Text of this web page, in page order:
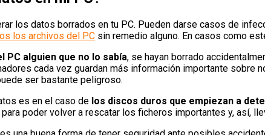
los datos borrados en tu PC. Pueden darse casos de
los archivos del PC sin remedio alguno. En casos como
alguien que no lo sabía, se hayan borrado
cada vez guardan más información importante sobre
ser bastante peligroso.
es en el caso de los discos duros que empiezan a
poder volver a rescatar los ficheros importantes y, así,